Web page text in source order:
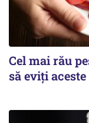
Cel mai rău
să eviți